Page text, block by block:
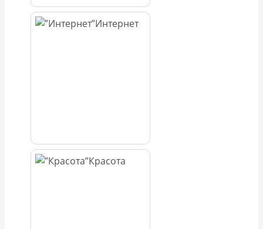
Интернет
Красота